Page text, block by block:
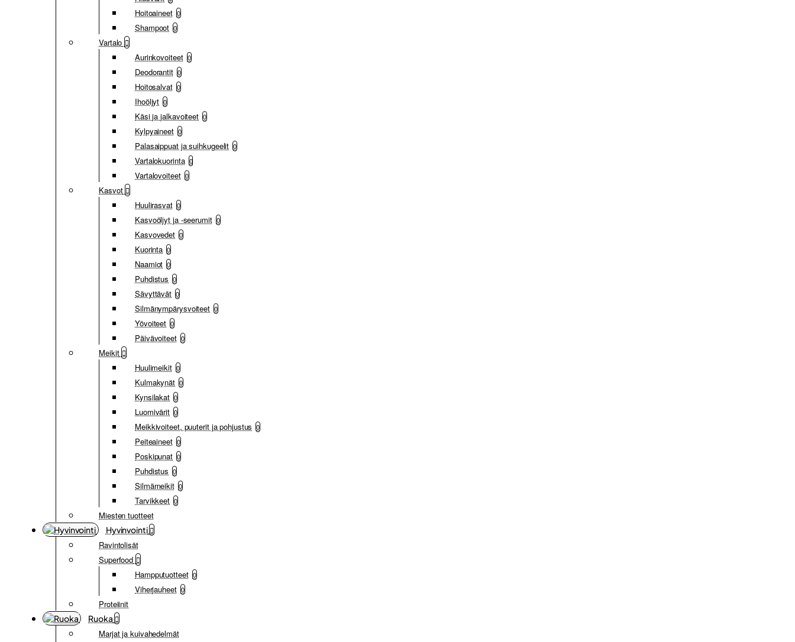
Hoitoaineet 0
Shampoot 0
Vartalo
Aurinkovoiteet 0
Deodorantit 0
Hoitosalvat 0
Ihoöljyt 0
Käsi ja jalkavoiteet 0
Kylpyaineet 0
Palasaippuat ja suihkugeelit 0
Vartalokuorinta 0
Vartalovoiteet 0
Kasvot
Huulirasvat 0
Kasvoöljyt ja -seerumit 0
Kasvovedet 0
Kuorinta 0
Naamiot 0
Puhdistus 0
Sävyttävät 0
Silmänympärysvoiteet 0
Yövoiteet 0
Päivävoiteet 0
Meikit
Huulimeikit 0
Kulmakynät 0
Kynsilakat 0
Luomivärit 0
Meikkivoiteet, puuterit ja pohjustus 0
Peiteaineet 0
Poskipunat 0
Puhdistus 0
Silmämeikit 0
Tarvikkeet 0
Miesten tuotteet
Hyvinvointi
Ravintolisät
Superfood
Hampputuotteet 0
Viherjauheet 0
Proteiinit
Ruoka
Marjat ja kuivahedelmät